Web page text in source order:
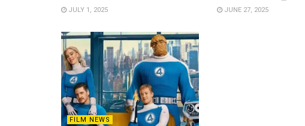
JULY 1, 2025 JUNE 27, 2025
FILM NEWS